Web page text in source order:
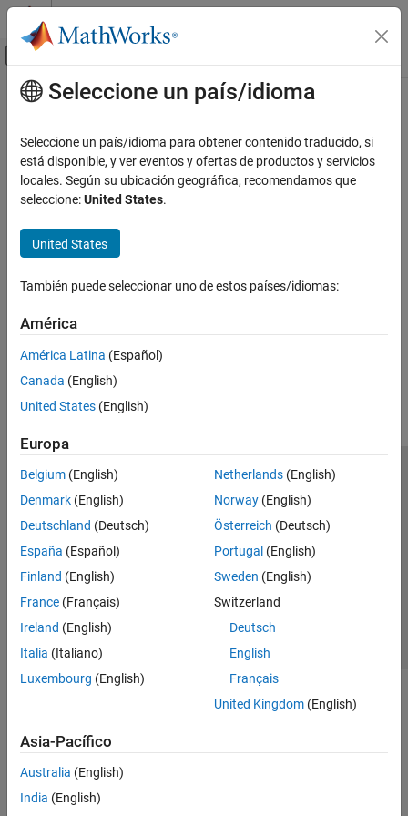
Saltar al contenido
Mostrar/ocultar menú de navegación
Inicio de Documentación
Contenido principal
How useful was this information?
Seleccione un país/idioma
Seleccione un país/idioma para obtener contenido traducido, si
está disponible, y ver eventos y ofertas de productos y servicios
locales. Según su ubicación geográfica, recomendamos que
seleccione:United States.
United States
También puede seleccionar uno de estos países/idiomas:
América
América Latina (Español)
Canada (English)
United States (English)
Europa
Belgium (English)
Denmark (English)
Deutschland (Deutsch)
España (Español)
Finland (English)
France (Français)
Ireland (English)
Italia (Italiano)
Luxembourg (English)
Netherlands(English)
Norway(English)
Österreich (Deutsch)
Portugal (English)
Sweden (English)
Switzerland
Deutsch
English
Français
United Kingdom(English)
Asia-Pacífico
Australia (English)
India (English)
Centro de confianza
Marcas comerciales
Política de privacidad
Antipiratería
Estado de las aplicaciones
Información de contacto
© 1994-2026 The MathWorks, Inc.
Seleccione un país/